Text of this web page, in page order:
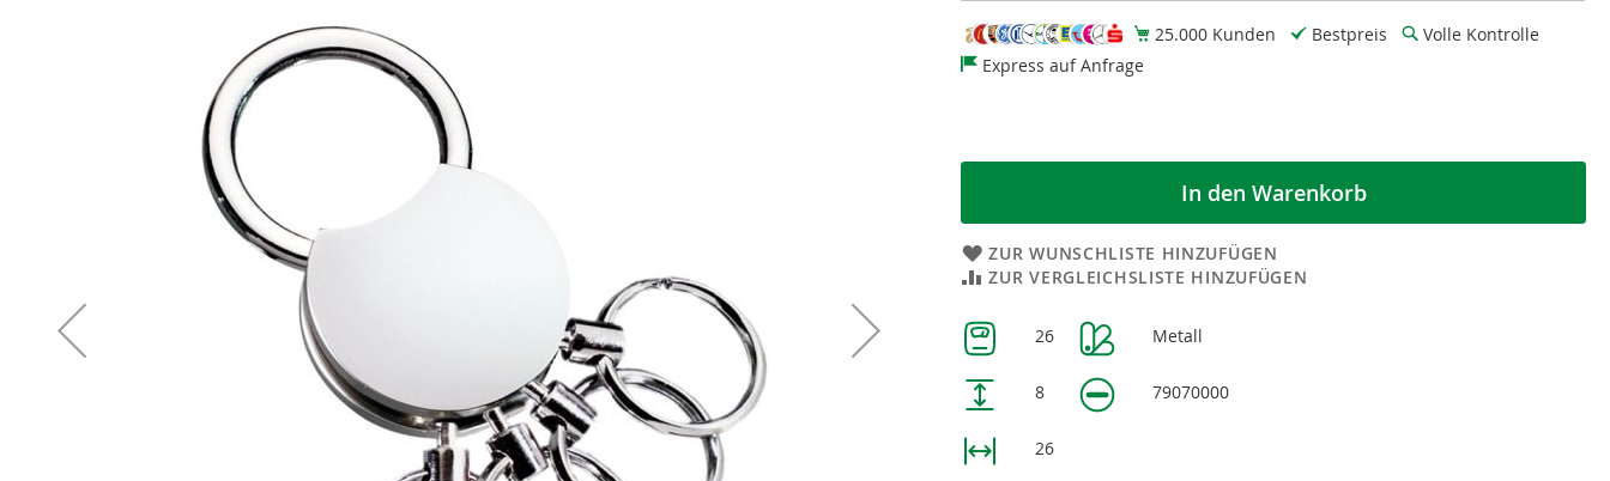
25.000 Kunden Bestpreis
Volle Kontrolle
Express auf Anfrage
In den Warenkorb
ZUR WUNSCHLISTE HINZUFÜGEN
ZUR VERGLEICHSLISTE HINZUFÜGEN
Weitere
Informationen
26 Metall
8 79070000
26